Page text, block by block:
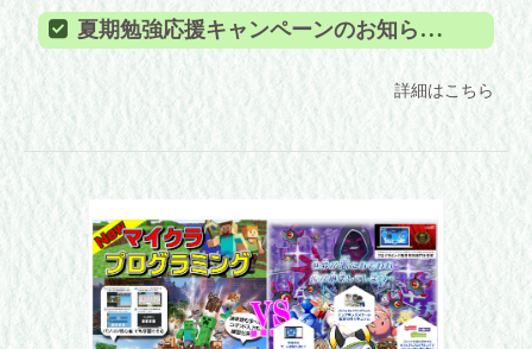
夏期勉強応援キャンペーンのお知らせ！
詳細はこちら